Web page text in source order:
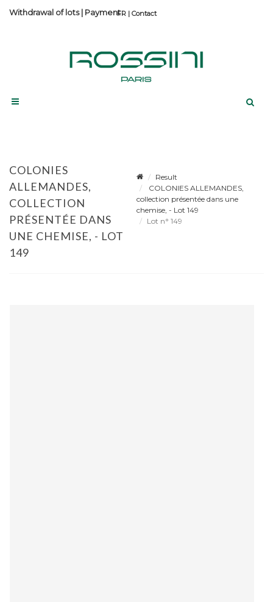
Contact
Withdrawal of lots| Payment
COLONIES
ALLEMANDES,
COLLECTION
PRÉSENTÉE DANS
UNE CHEMISE, - LOT
149
Result
COLONIES ALLEMANDES,
collection présentée dans une
chemise, - Lot 149
Lot n° 149